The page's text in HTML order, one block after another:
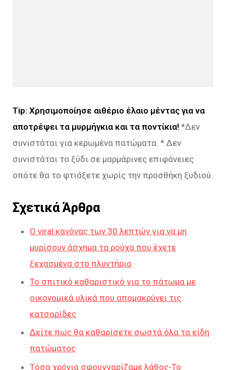
Tip: Χρησιμοποίησε αιθέριο έλαιο μέντας για να
αποτρέψει τα μυρμήγκια και τα ποντίκια! *Δεν
συνιστάται για κερωμένα πατώματα. * Δεν
συνιστάται το ξύδι σε μαρμάρινες επιφάνειες
οπότε θα το φτιάξετε χωρίς την προσθήκη ξυδιού.
Σχετικά Άρθρα
Ο viral κανόνας των 30 λεπτών για να μη
μυρίσουν άσχημα τα ρούχα που έχετε
ξεχασμένα στο πλυντήριο
Το σπιτικό καθαριστικό για το πάτωμα με
οικονομικά υλικά που απομακρύνει τις
κατσαρίδες
Δείτε πως θα καθαρίσετε σωστά όλα τα είδη
πατώματος
Τόσα χρόνια σφουγγαρίζαμε λάθος-Το